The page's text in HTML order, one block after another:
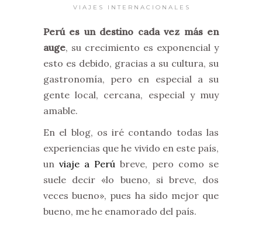
VIAJES INTERNACIONALES
Perú es un destino cada vez más en
auge, su crecimiento es exponencial y
esto es debido, gracias a su cultura, su
gastronomía, pero en especial a su
gente local, cercana, especial y muy
amable.
En el blog, os iré contando todas las
experiencias que he vivido en este país,
un viaje a Perú breve, pero como se
suele decir «lo bueno, si breve, dos
veces bueno», pues ha sido mejor que
bueno, me he enamorado del país.